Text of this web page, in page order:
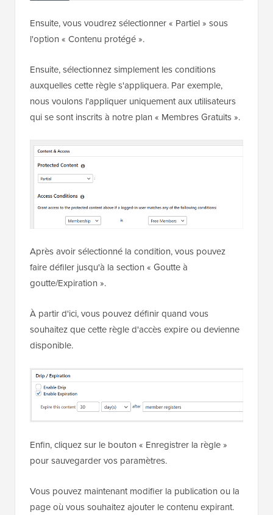
Ensuite, vous voudrez sélectionner « Partiel » sous
l'option « Contenu protégé ».
Ensuite, sélectionnez simplement les conditions
auxquelles cette règle s'appliquera. Par exemple,
nous voulons l'appliquer uniquement aux utilisateurs
qui se sont inscrits à notre plan « Membres Gratuits ».
Après avoir sélectionné la condition, vous pouvez
faire défiler jusqu'à la section « Goutte à
goutte/Expiration ».
À partir d'ici, vous pouvez définir quand vous
souhaitez que cette règle d'accès expire ou devienne
disponible.
Enfin, cliquez sur le bouton « Enregistrer la règle »
pour sauvegarder vos paramètres.
Vous pouvez maintenant modifier la publication ou la
page où vous souhaitez ajouter le contenu expirant.